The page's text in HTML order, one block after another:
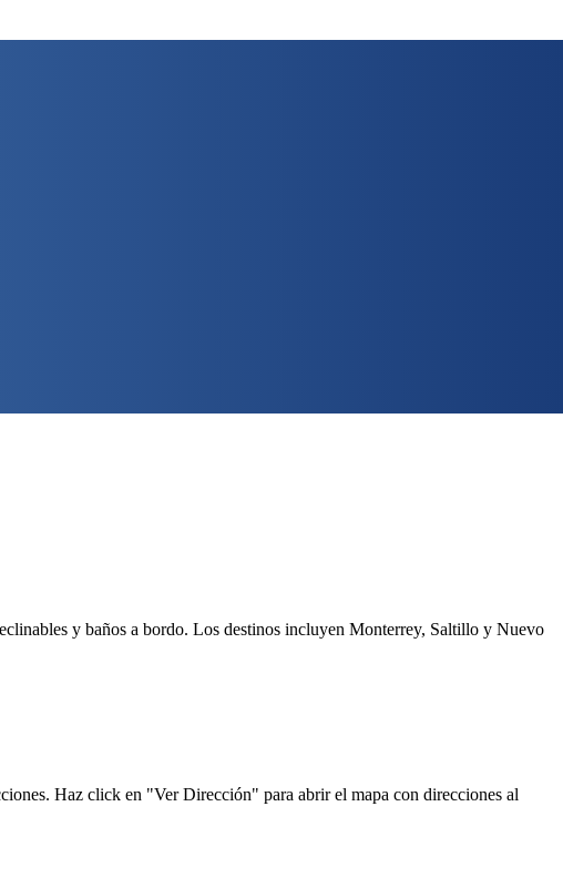
y baños a bordo. Los destinos incluyen Monterrey, Saltillo y Nuevo
Haz click en "Ver Dirección" para abrir el mapa con direcciones al